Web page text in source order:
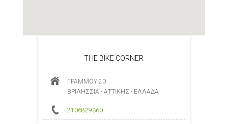
THE BIKE CORNER
ΓΡΑΜΜΟΥ 20
ΒΡΙΛΗΣΣΙΑ - ΑΤΤΙΚΗΣ - ΕΛΛΑΔΑ
2106829360